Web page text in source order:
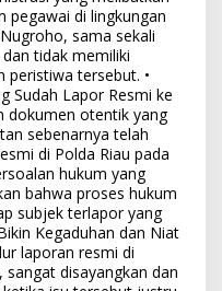
pegawai di lingkungan
sama sekali
tidak memiliki
peristiwa tersebut. •
Sudah Lapor Resmi ke
dokumen otentik yang
sebenarnya telah
di Polda Riau pada
hukum yang
bahwa proses hukum
subjek terlapor yang
Kegaduhan dan Niat
laporan resmi di
disayangkan dan